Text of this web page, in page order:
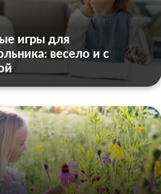
игры для
весело и с